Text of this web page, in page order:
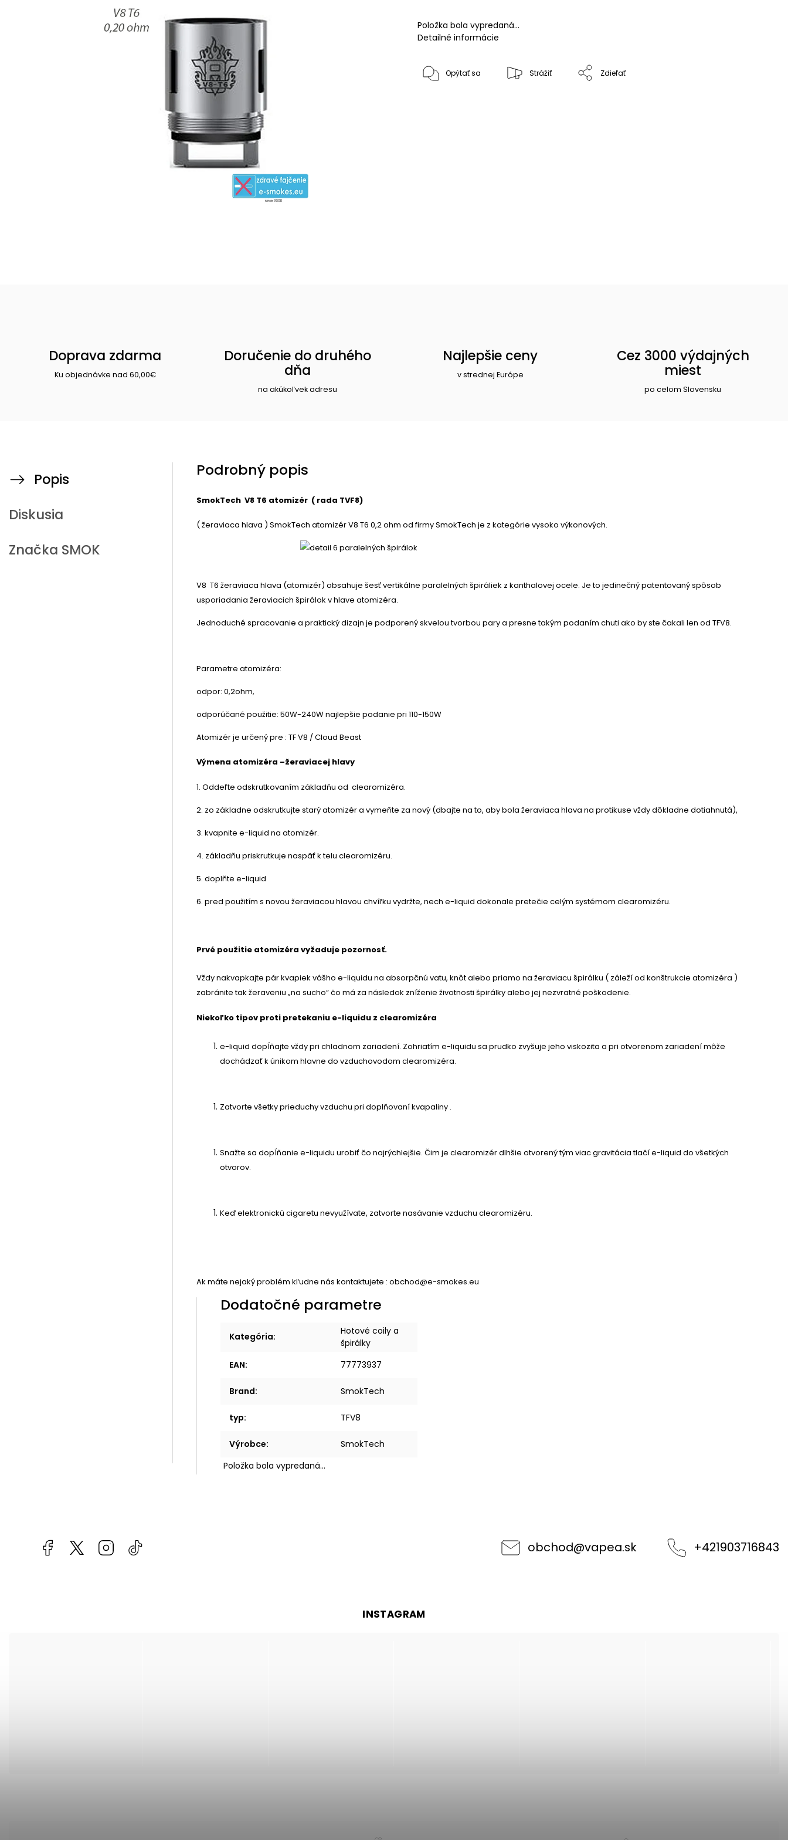
Položka bola vypredaná…
Detailné informácie
Opýtať sa Strážiť Zdieľať
Doprava zdarma
Ku objednávke nad 60,00€
Doručenie do druhého
dňa
na akúkoľvek adresu
Najlepšie ceny
v strednej Európe
Cez 3000 výdajných
miest
po celom Slovensku
Popis
Diskusia
Značka SMOK
Podrobný popis
SmokTech V8 T6 atomizér ( rada TVF8)
( žeraviaca hlava ) SmokTech atomizér V8 T6 0,2 ohm od firmy SmokTech je z kategórie vysoko výkonových.
V8 T6 žeraviaca hlava (atomizér) obsahuje šesť vertikálne paralelných špiráliek z kanthalovej ocele. Je to jedinečný patentovaný spôsob
usporiadania žeraviacich špirálok v hlave atomizéra.
Jednoduché spracovanie a praktický dizajn je podporený skvelou tvorbou pary a presne takým podaním chuti ako by ste čakali len od TFV8.
Parametre atomizéra:
odpor: 0,2ohm,
odporúčané použitie: 50W-240W najlepšie podanie pri 110-150W
Atomizér je určený pre : TF V8 / Cloud Beast
Výmena atomizéra –žeraviacej hlavy
1. Oddeľte odskrutkovaním základňu od clearomizéra.
2. zo základne odskrutkujte starý atomizér a vymeňte za nový (dbajte na to, aby bola žeraviaca hlava na protikuse vždy dôkladne dotiahnutá),
3. kvapnite e-liquid na atomizér.
4. základňu priskrutkuje naspäť k telu clearomizéru.
5. doplňte e-liquid
6. pred použitím s novou žeraviacou hlavou chvíľku vydržte, nech e-liquid dokonale pretečie celým systémom clearomizéru.
Prvé použitie atomizéra vyžaduje pozornosť.
Vždy nakvapkajte pár kvapiek vášho e-liquidu na absorpčnú vatu, knôt alebo priamo na žeraviacu špirálku ( záleží od konštrukcie atomizéra )
zabránite tak žeraveniu „na sucho“ čo má za následok zníženie životnosti špirálky alebo jej nezvratné poškodenie.
Niekoľko tipov proti pretekaniu e-liquidu z clearomizéra
e-liquid dopĺňajte vždy pri chladnom zariadení. Zohriatím e-liquidu sa prudko zvyšuje jeho viskozita a pri otvorenom zariadení môže
dochádzať k únikom hlavne do vzduchovodom clearomizéra.
Zatvorte všetky prieduchy vzduchu pri doplňovaní kvapaliny .
Snažte sa dopĺňanie e-liquidu urobiť čo najrýchlejšie. Čim je clearomizér dlhšie otvorený tým viac gravitácia tlačí e-liquid do všetkých
otvorov.
Keď elektronickú cigaretu nevyužívate, zatvorte nasávanie vzduchu clearomizéru.
Ak máte nejaký problém kľudne nás kontaktujete : obchod@e-smokes.eu
Dodatočné parametre
Kategória:
Hotové coily a
špirálky
EAN: 77773937
Brand: SmokTech
typ: TFV8
Výrobce:
SmokTech
Položka bola vypredaná…
Facebookkzifcak85131Instagram obchod@vapea.sk +421903716843
INSTAGRAM